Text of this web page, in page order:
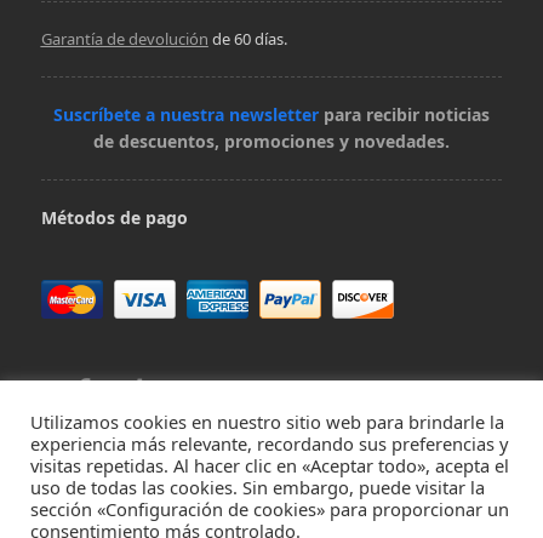
Garantía de devolución de 60 días.
Suscríbete a nuestra newsletter para recibir noticias
de descuentos, promociones y novedades.
Métodos de pago
Contacta con nosotros en hola@virivee.es
Utilizamos cookies en nuestro sitio web para brindarle la
experiencia más relevante, recordando sus preferencias y
visitas repetidas. Al hacer clic en «Aceptar todo», acepta el
uso de todas las cookies. Sin embargo, puede visitar la
sección «Configuración de cookies» para proporcionar un
consentimiento más controlado.